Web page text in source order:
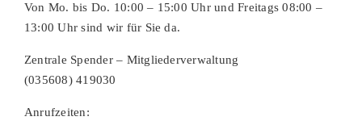
Von Mo. bis Do. 10:00 – 15:00 Uhr und Freitags 08:00 –
13:00 Uhr sind wir für Sie da.
Zentrale Spender – Mitgliederverwaltung
(035608) 419030
Anrufzeiten: